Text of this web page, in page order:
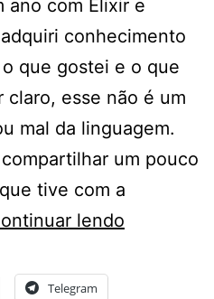
ano com Elixir e
conhecimento
que gostei e o que
claro, esse não é um
mal da linguagem.
um pouco
tive com a
lendo
Telegram